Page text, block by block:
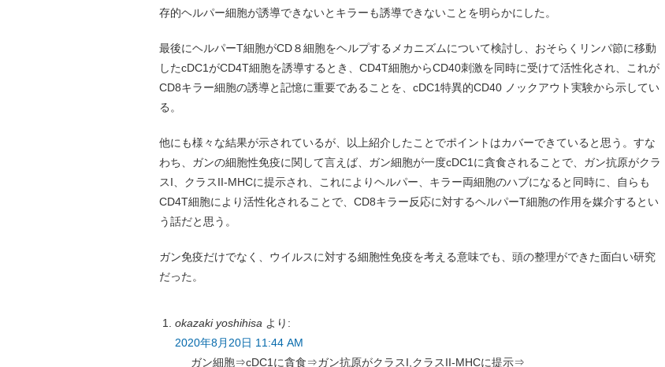
存的ヘルパー細胞が誘導できないとキラーも誘導できないことを明らかにした。
最後にヘルパーT細胞がCD８細胞をヘルプするメカニズムについて検討し、おそらくリンパ節に移動
したcDC1がCD4T細胞を誘導するとき、CD4T細胞からCD40刺激を同時に受けて活性化され、これが
CD8キラー細胞の誘導と記憶に重要であることを、cDC1特異的CD40 ノックアウト実験から示してい
る。
他にも様々な結果が示されているが、以上紹介したことでポイントはカバーできていると思う。すな
わち、ガンの細胞性免疫に関して言えば、ガン細胞が一度cDC1に貪食されることで、ガン抗原がクラ
スI、クラスII-MHCに提示され、これによりヘルパー、キラー両細胞のハブになると同時に、自らも
CD4T細胞により活性化されることで、CD8キラー反応に対するヘルパーT細胞の作用を媒介するとい
う話だと思う。
ガン免疫だけでなく、ウイルスに対する細胞性免疫を考える意味でも、頭の整理ができた面白い研究
だった。
okazaki yoshihisa より:
2020年8月20日 11:44 AM
ガン細胞⇒cDC1に貪食⇒ガン抗原がクラスI,クラスII-MHCに提示⇒